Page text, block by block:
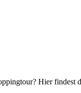
Hier findest